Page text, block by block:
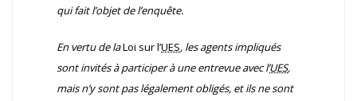
qui fait l’objet de l’enquête.
En vertu de laLoi sur l’UES, les agents impliqués
sont invités à participer à une entrevue avec l’UES,
mais n’y sont pas légalement obligés, et ils ne sont